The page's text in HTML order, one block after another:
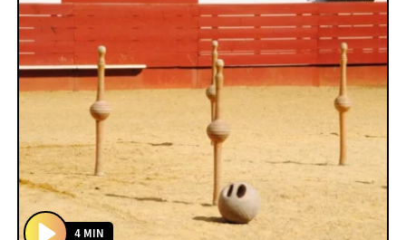
4 MIN